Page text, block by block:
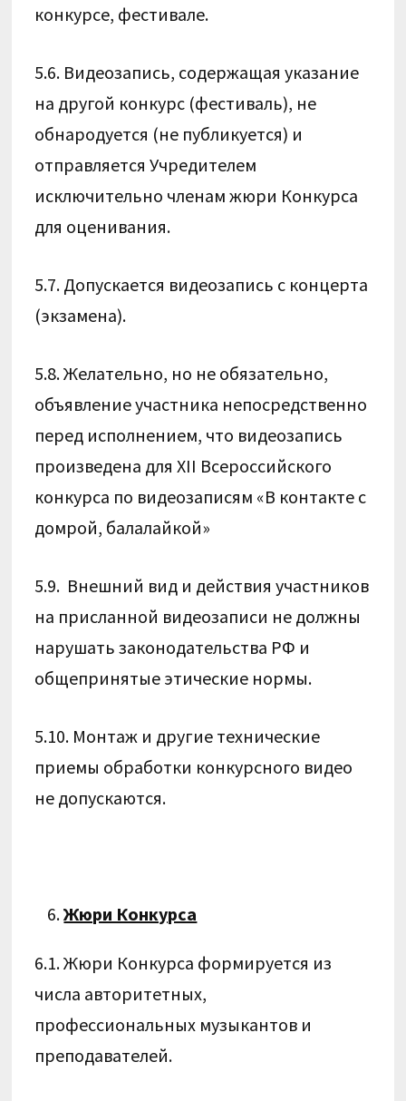
конкурсе, фестивале.
5.6. Видеозапись, содержащая указание
на другой конкурс (фестиваль), не
обнародуется (не публикуется) и
отправляется Учредителем
исключительно членам жюри Конкурса
для оценивания.
5.7. Допускается видеозапись с концерта
(экзамена).
5.8. Желательно, но не обязательно,
объявление участника непосредственно
перед исполнением, что видеозапись
произведена для XII Всероссийского
конкурса по видеозаписям «В контакте с
домрой, балалайкой»
5.9. Внешний вид и действия участников
на присланной видеозаписи не должны
нарушать законодательства РФ и
общепринятые этические нормы.
5.10. Монтаж и другие технические
приемы обработки конкурсного видео
не допускаются.
Жюри Конкурса
6.1. Жюри Конкурса формируется из
числа авторитетных,
профессиональных музыкантов и
преподавателей.